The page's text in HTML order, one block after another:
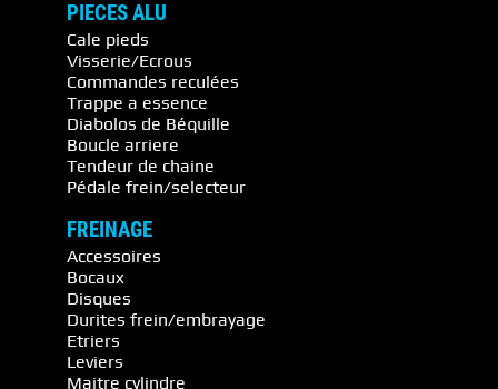
PIECES ALU
Cale pieds
Visserie/Ecrous
Commandes reculées
Trappe a essence
Diabolos de Béquille
Boucle arriere
Tendeur de chaine
Pédale frein/selecteur
FREINAGE
Accessoires
Bocaux
Disques
Durites frein/embrayage
Etriers
Leviers
Maitre cylindre